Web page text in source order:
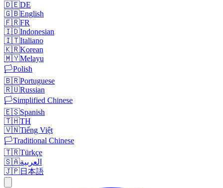
🇩🇪DE
🇬🇧English
🇫🇷FR
🇮🇩Indonesian
🇮🇹Italiano
🇰🇷Korean
🇲🇾Melayu
🏳️Polish
🇧🇷Portuguese
🇷🇺Russian
🏳️Simplified Chinese
🇪🇸Spanish
🇹🇭TH
🇻🇳Tiếng Việt
🏳️Traditional Chinese
🇹🇷Türkçe
🇸🇦العربية
🇯🇵日本語